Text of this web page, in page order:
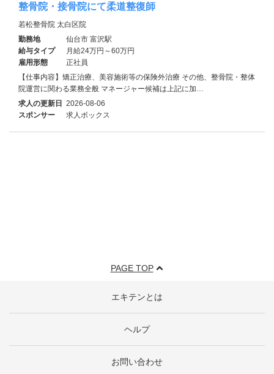
整骨院・接骨院にて柔道整復師
若松整骨院 太白区院
勤務地
仙台市 富沢駅
給与タイプ
月給24万円～60万円
雇用形態
正社員
【仕事内容】矯正治療、美容施術等の保険外治療 その他、整骨院・整体
院運営に関わる業務全般 マネージャー候補は上記に加…
求人の更新日 2026-08-06
スポンサー
求人ボックス
PAGE TOP
エキテンとは
ヘルプ
お問い合わせ